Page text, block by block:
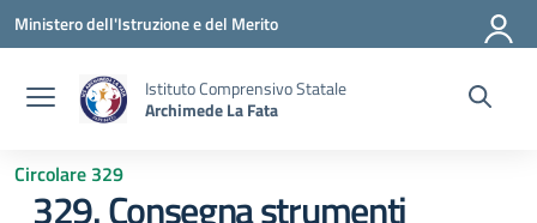
Vai ai contenuti
Vai al menu di navigazione
Vai al footer
Ministero dell'Istruzione e del Merito
Istituto Comprensivo Statale
Archimede La Fata
Circolare 329
329. Consegna strumenti